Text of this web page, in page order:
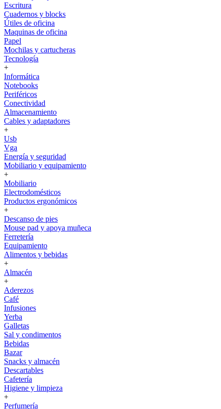
Escritura
Cuadernos y blocks
Útiles de oficina
Maquinas de oficina
Papel
Mochilas y cartucheras
Tecnología
+
Informática
Notebooks
Periféricos
Conectividad
Almacenamiento
Cables y adaptadores
+
Usb
Vga
Energía y seguridad
Mobiliario y equipamiento
+
Mobiliario
Electrodomésticos
Productos ergonómicos
+
Descanso de pies
Mouse pad y apoya muñeca
Ferretería
Equipamiento
Alimentos y bebidas
+
Almacén
+
Aderezos
Café
Infusiones
Yerba
Galletas
Sal y condimentos
Bebidas
Bazar
Snacks y almacén
Descartables
Cafetería
Higiene y limpieza
+
Perfumería